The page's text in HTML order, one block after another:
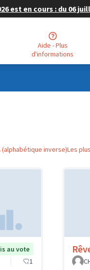
en cours : du 06
Aide - Plus
d'informations
(alphabétique inverse)Les
au vote
1